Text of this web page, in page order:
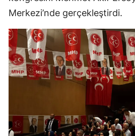
Merkezi’nde gerçekleştirdi.